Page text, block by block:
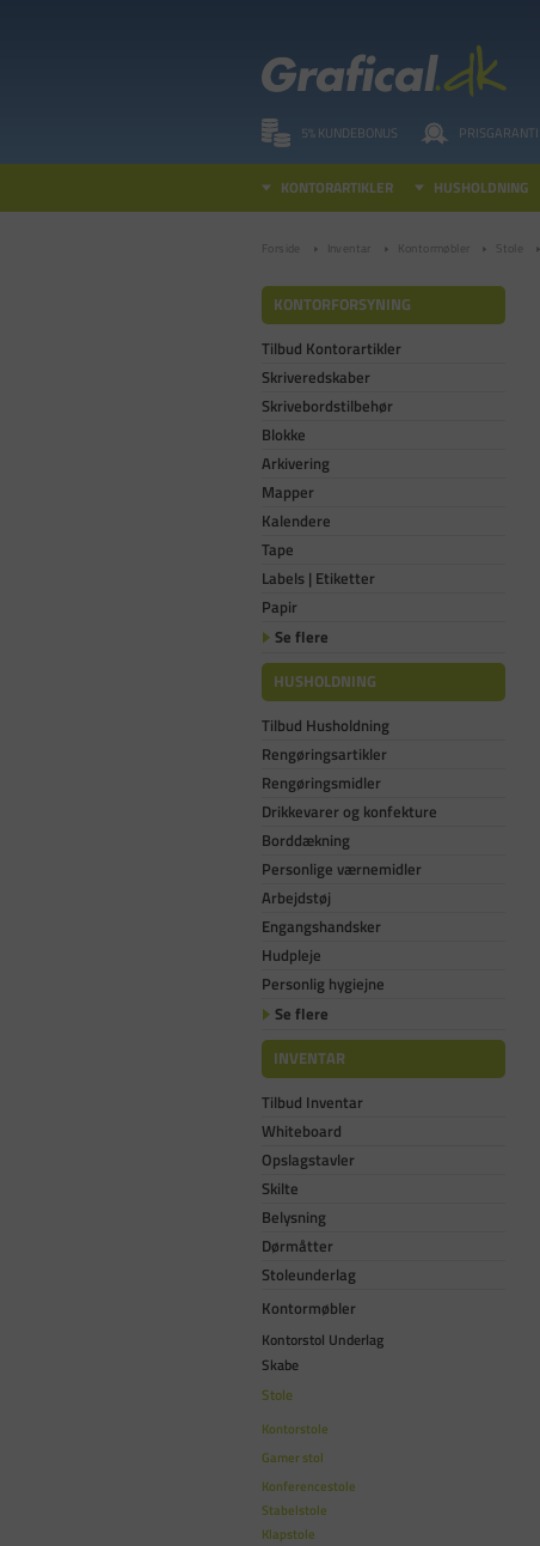
5% KUNDEBONUS PRISGARANTI
KONTORARTIKLER HUSHOLDNING
Forside Inventar Kontormøbler Stole
KONTORFORSYNING
Tilbud Kontorartikler
Skriveredskaber
Skrivebordstilbehør
Blokke
Arkivering
Mapper
Kalendere
Tape
Labels | Etiketter
Papir
Se flere
HUSHOLDNING
Tilbud Husholdning
Rengøringsartikler
Rengøringsmidler
Drikkevarer og konfekture
Borddækning
Personlige værnemidler
Arbejdstøj
Engangshandsker
Hudpleje
Personlig hygiejne
Se flere
INVENTAR
Tilbud Inventar
Whiteboard
Opslagstavler
Skilte
Belysning
Dørmåtter
Stoleunderlag
Kontormøbler
Kontorstol Underlag
Skabe
Stole
Kontorstole
Gamer stol
Konferencestole
Stabelstole
Klapstole